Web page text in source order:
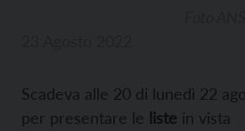
Scadeva alle 20 di lunedì 22
per presentare le liste in vista